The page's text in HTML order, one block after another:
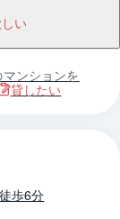
い
マンションを
貸したい
歩6分